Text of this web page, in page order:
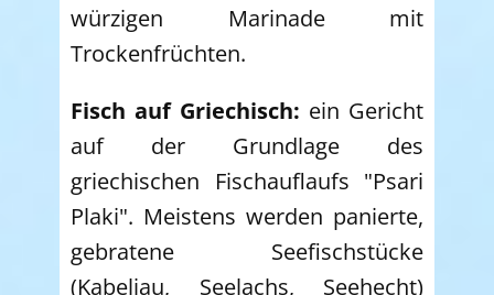
würzigen Marinade mit
Trockenfrüchten.
Fisch auf Griechisch: ein Gericht
auf der Grundlage des
griechischen Fischauflaufs "Psari
Plaki". Meistens werden panierte,
gebratene Seefischstücke
(Kabeljau, Seelachs, Seehecht)